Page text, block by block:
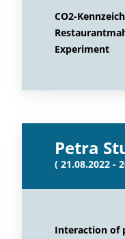
CO2-
Experiment
Petra
( 21.08.2022 -
Interaction of